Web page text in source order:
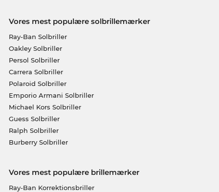
Vores mest populære solbrillemærker
Ray-Ban Solbriller
Oakley Solbriller
Persol Solbriller
Carrera Solbriller
Polaroid Solbriller
Emporio Armani Solbriller
Michael Kors Solbriller
Guess Solbriller
Ralph Solbriller
Burberry Solbriller
Vores mest populære brillemærker
Ray-Ban Korrektionsbriller